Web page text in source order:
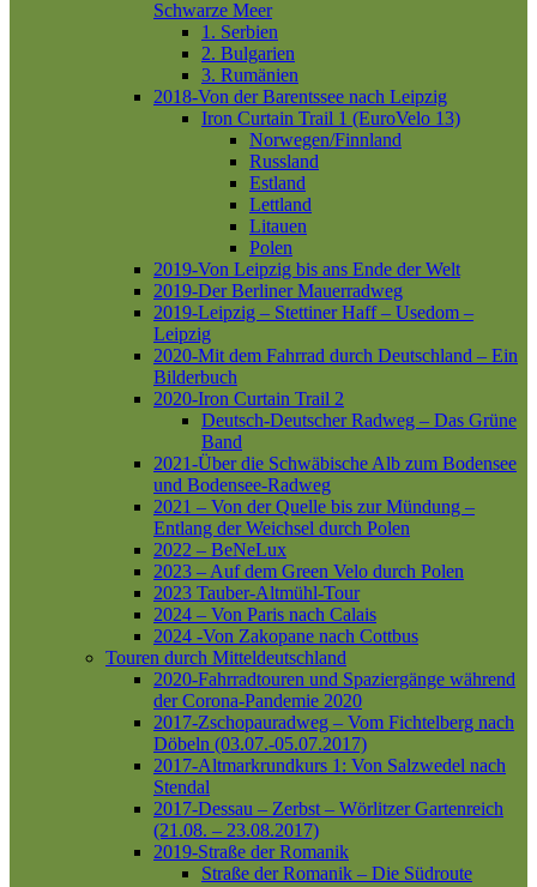
Schwarze Meer
1. Serbien
2. Bulgarien
3. Rumänien
2018-Von der Barentssee nach Leipzig
Iron Curtain Trail 1 (EuroVelo 13)
Norwegen/Finnland
Russland
Estland
Lettland
Litauen
Polen
2019-Von Leipzig bis ans Ende der Welt
2019-Der Berliner Mauerradweg
2019-Leipzig – Stettiner Haff – Usedom –
Leipzig
2020-Mit dem Fahrrad durch Deutschland – Ein
Bilderbuch
2020-Iron Curtain Trail 2
Deutsch-Deutscher Radweg – Das Grüne
Band
2021-Über die Schwäbische Alb zum Bodensee
und Bodensee-Radweg
2021 – Von der Quelle bis zur Mündung –
Entlang der Weichsel durch Polen
2022 – BeNeLux
2023 – Auf dem Green Velo durch Polen
2023 Tauber-Altmühl-Tour
2024 – Von Paris nach Calais
2024 -Von Zakopane nach Cottbus
Touren durch Mitteldeutschland
2020-Fahrradtouren und Spaziergänge während
der Corona-Pandemie 2020
2017-Zschopauradweg – Vom Fichtelberg nach
Döbeln (03.07.-05.07.2017)
2017-Altmarkrundkurs 1: Von Salzwedel nach
Stendal
2017-Dessau – Zerbst – Wörlitzer Gartenreich
(21.08. – 23.08.2017)
2019-Straße der Romanik
Straße der Romanik – Die Südroute